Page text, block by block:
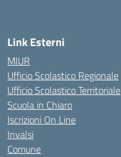
Link Esterni
MIUR
Ufficio Scolastico Regionale
Ufficio Scolastico Territoriale
Scuola in Chiaro
Iscrizioni On Line
Invalsi
Comune